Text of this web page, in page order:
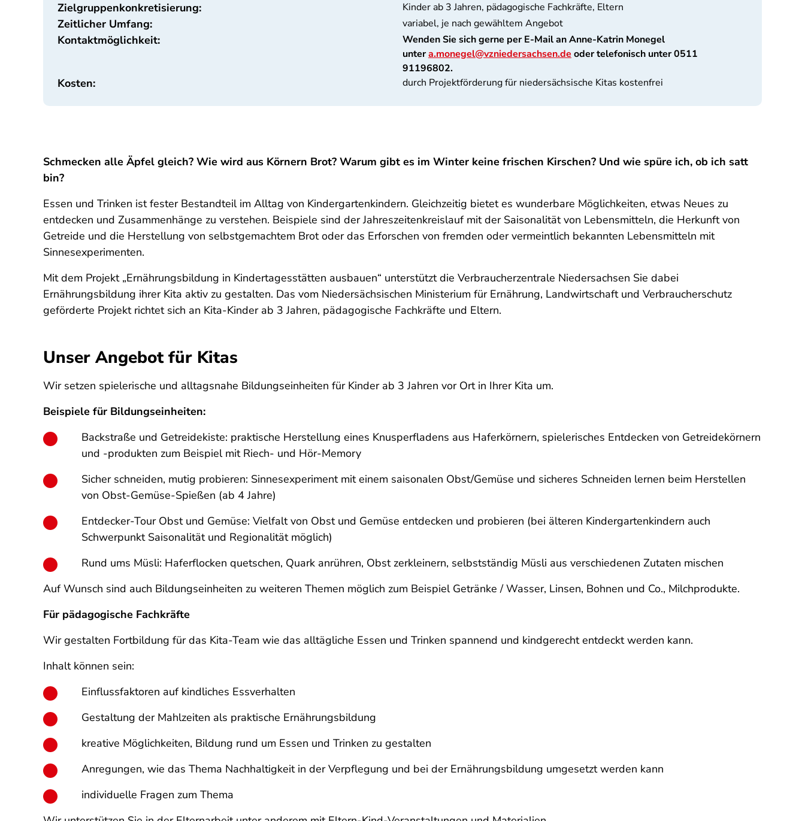
Zielgruppenkonkretisierung: Kinder ab 3 Jahren, pädagogische Fachkräfte, Eltern
Zeitlicher Umfang: variabel, je nach gewähltem Angebot
Kontaktmöglichkeit:
Wenden Sie sich gerne per E-Mail an Anne-Katrin Monegel
untera.monegel@vzniedersachsen.de oder telefonisch unter 0511
91196802.
Kosten: durch Projektförderung für niedersächsische Kitas kostenfrei
Schmecken alle Äpfel gleich? Wie wird aus Körnern Brot? Warum gibt es im Winter keine frischen Kirschen? Und wie spüre ich, ob ich satt
bin?
Essen und Trinken ist fester Bestandteil im Alltag von Kindergartenkindern. Gleichzeitig bietet es wunderbare Möglichkeiten, etwas Neues zu
entdecken und Zusammenhänge zu verstehen. Beispiele sind der Jahreszeitenkreislauf mit der Saisonalität von Lebensmitteln, die Herkunft von
Getreide und die Herstellung von selbstgemachtem Brot oder das Erforschen von fremden oder vermeintlich bekannten Lebensmitteln mit
Sinnesexperimenten.
Mit dem Projekt „Ernährungsbildung in Kindertagesstätten ausbauen“ unterstützt die Verbraucherzentrale Niedersachsen Sie dabei
Ernährungsbildung ihrer Kita aktiv zu gestalten. Das vom Niedersächsischen Ministerium für Ernährung, Landwirtschaft und Verbraucherschutz
geförderte Projekt richtet sich an Kita-Kinder ab 3 Jahren, pädagogische Fachkräfte und Eltern.
Unser Angebot für Kitas
Wir setzen spielerische und alltagsnahe Bildungseinheiten für Kinder ab 3 Jahren vor Ort in Ihrer Kita um.
Beispiele für Bildungseinheiten:
Backstraße und Getreidekiste: praktische Herstellung eines Knusperfladens aus Haferkörnern, spielerisches Entdecken von Getreidekörnern
und -produkten zum Beispiel mit Riech- und Hör-Memory
Sicher schneiden, mutig probieren: Sinnesexperiment mit einem saisonalen Obst/Gemüse und sicheres Schneiden lernen beim Herstellen
von Obst-Gemüse-Spießen (ab 4 Jahre)
Entdecker-Tour Obst und Gemüse: Vielfalt von Obst und Gemüse entdecken und probieren (bei älteren Kindergartenkindern auch
Schwerpunkt Saisonalität und Regionalität möglich)
Rund ums Müsli: Haferflocken quetschen, Quark anrühren, Obst zerkleinern, selbstständig Müsli aus verschiedenen Zutaten mischen
Auf Wunsch sind auch Bildungseinheiten zu weiteren Themen möglich zum Beispiel Getränke / Wasser, Linsen, Bohnen und Co., Milchprodukte.
Für pädagogische Fachkräfte
Wir gestalten Fortbildung für das Kita-Team wie das alltägliche Essen und Trinken spannend und kindgerecht entdeckt werden kann.
Inhalt können sein:
Einflussfaktoren auf kindliches Essverhalten
Gestaltung der Mahlzeiten als praktische Ernährungsbildung
kreative Möglichkeiten, Bildung rund um Essen und Trinken zu gestalten
Anregungen, wie das Thema Nachhaltigkeit in der Verpflegung und bei der Ernährungsbildung umgesetzt werden kann
individuelle Fragen zum Thema